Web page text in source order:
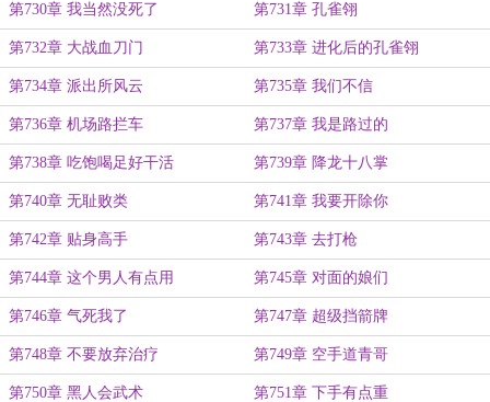
第730章 我当然没死了 第731章 孔雀翎
第732章 大战血刀门 第733章 进化后的孔雀翎
第734章 派出所风云 第735章 我们不信
第736章 机场路拦车 第737章 我是路过的
第738章 吃饱喝足好干活 第739章 降龙十八掌
第740章 无耻败类 第741章 我要开除你
第742章 贴身高手 第743章 去打枪
第744章 这个男人有点用 第745章 对面的娘们
第746章 气死我了 第747章 超级挡箭牌
第748章 不要放弃治疗 第749章 空手道青哥
第750章 黑人会武术 第751章 下手有点重